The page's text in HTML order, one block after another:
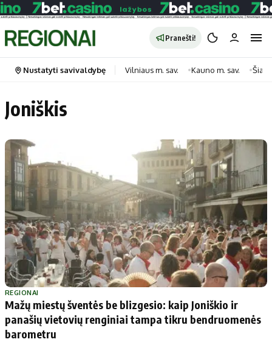
Pranešti!
Portalas
Pradinis puslapis
Savivaldybės
Naujausi
Regionai
Lietuva
Pasaulis
Politika
Patarimai
Dirbtinis intelektas
Gineso rekordai
Transportas
Gyvenimas
Horoskopai
Laisvalaikis
Maistas
Sveikata
Technologijos
Indėlių palūkanos
Ekonomikos naujienos
Nustatyti savivaldybę Vilniaus m. sav. Kauno m. sav.
Joniškis
REGIONAI
Mažų miestų šventės be blizgesio: kaip Joniškio ir
panašių vietovių renginiai tampa tikru bendruomenės
barometru